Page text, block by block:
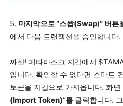
5. 마지막으로 “스왑(Swap)” 버튼
에서 다음 트랜잭션을 승인합니다.
짜잔! 메타마스크 지갑에서
입니다. 확인할 수 없다면 스마트
토큰을 지갑으로 가져옵니다. 화면
(Import Token)“를 클릭합니다.